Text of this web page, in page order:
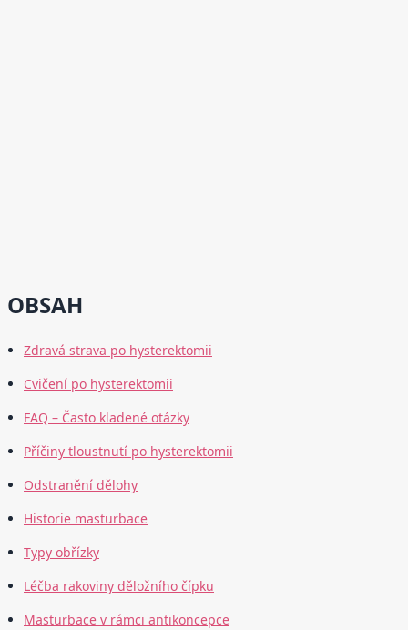
OBSAH
Zdravá strava po hysterektomii
Cvičení po hysterektomii
FAQ – Často kladené otázky
Příčiny tloustnutí po hysterektomii
Odstranění dělohy
Historie masturbace
Typy obřízky
Léčba rakoviny děložního čípku
Masturbace v rámci antikoncepce